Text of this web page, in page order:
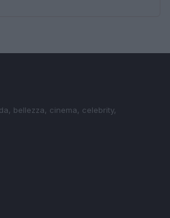
bellezza, cinema, celebrity,